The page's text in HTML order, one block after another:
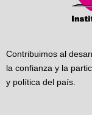
Contribuimos al
la confianza y la
y política del país.